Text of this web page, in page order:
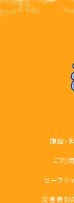
施設・
ご利
セーフテ
災害時対